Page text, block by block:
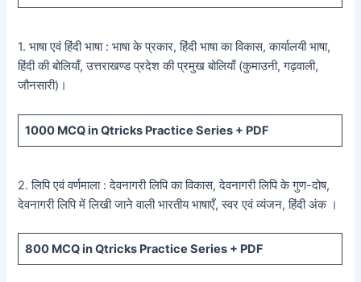
1. भाषा एवं हिंदी भाषा : भाषा के प्रकार, हिंदी भाषा का विकास, कार्यालयी भाषा,
हिंदी की बोलियाँ, उत्तराखण्ड प्रदेश की प्रमुख बोलियाँ (कुमाउनी, गढ़वाली,
जौनसारी)।
1000 MCQ in Qtricks Practice Series + PDF
2. लिपि एवं वर्णमाला : देवनागरी लिपि का विकास, देवनागरी लिपि के गुण-दोष,
देवनागरी लिपि में लिखी जाने वाली भारतीय भाषाएँ, स्वर एवं व्यंजन, हिंदी अंक ।
800 MCQ in Qtricks Practice Series + PDF